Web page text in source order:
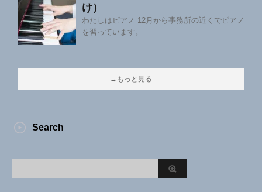
け）
わたしはピアノ 12月から事務所の近くでピアノ
を習っています。
→もっと見る
Search